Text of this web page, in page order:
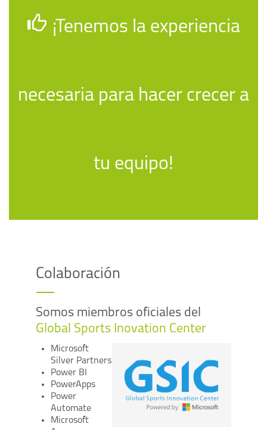
¡Tenemos la experiencia
necesaria para hacer crecer a
tu equipo!
Colaboración
Somos miembros oficiales del
Global Sports Inovation Center
Microsoft
Silver Partners
Power BI
PowerApps
Power
Automate
Microsoft